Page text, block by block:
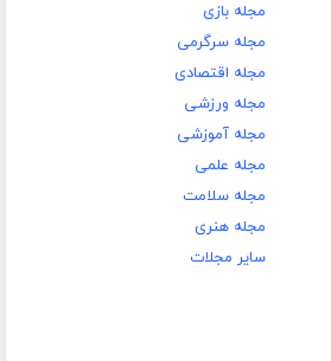
مجله بازی
مجله سرگرمی
مجله اقتصادی
مجله ورزشی
مجله آموزشی
مجله علمی
مجله سلامت
مجله هنری
سایر مجلات